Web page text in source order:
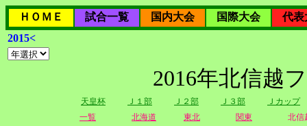
ＨＯＭＥ 試合一覧 国内大会 国際大会
代表
2015<
2016年北信越
天皇杯 Ｊ１部 Ｊ２部 Ｊ３部
Ｊカップ
一覧
北海道 東北 関東 北信